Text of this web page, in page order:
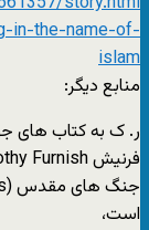
in-the-name-of-
islam
منابع دیگر:
جنگ های مقدس (Holiest Wars) و نیز سایت
است،